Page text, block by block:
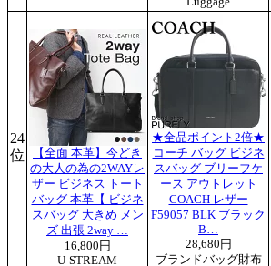
24
位
【全面 本革】今どき
の大人の為の2WAYレ
ザー ビジネス トート
バッグ 本革【 ビジネ
スバッグ 大きめ メン
ズ 出張 2way …
16,800円
U-STREAM
★全品ポイント2倍★
コーチ バッグ ビジネ
スバッグ ブリーフケ
ース アウトレット
COACH レザー
F59057 BLK ブラック
B…
28,680円
ブランドバッグ財布